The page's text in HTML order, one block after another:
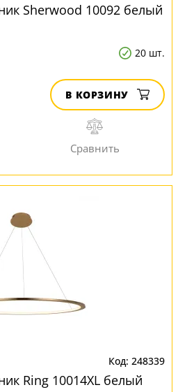
Sherwood 10092 белый
20 шт.
В КОРЗИНУ
248339
Ring 10014XL белый